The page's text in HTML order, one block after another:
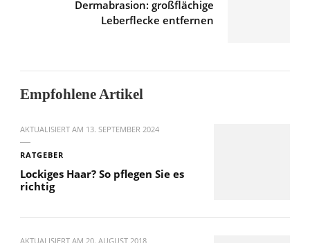
Dermabrasion: großflächige
Leberflecke entfernen
Empfohlene Artikel
AKTUALISIERT AM 13. SEPTEMBER 2024
RATGEBER
Lockiges Haar? So pflegen Sie es
richtig
AKTUALISIERT AM 20. AUGUST 2018